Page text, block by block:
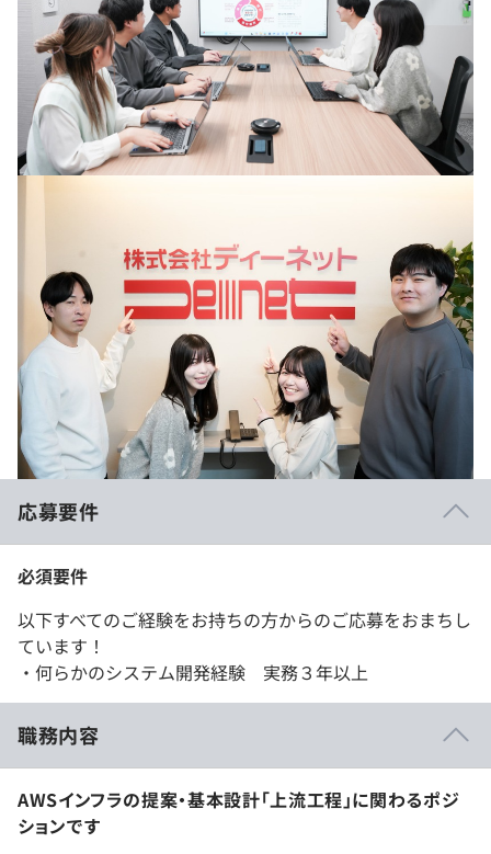
応募要件
必須要件
以下すべてのご経験をお持ちの方からのご応募をおまちし
ています！
・何らかのシステム開発経験 実務３年以上
職務内容
AWSインフラの提案・基本設計「上流工程」に関わるポジ
ションです